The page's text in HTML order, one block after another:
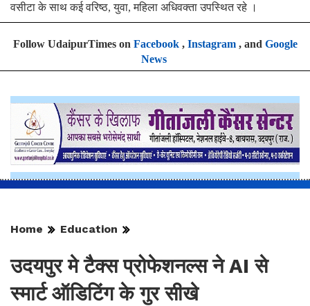
वसीटा के साथ कई वरिष्ठ, युवा, महिला अधिवक्ता उपस्थित रहे ।
Follow UdaipurTimes on Facebook, Instagram, and Google
News
Home Education
उदयपुर मे टैक्स प्रोफेशनल्स ने AI से
स्मार्ट ऑडिटिंग के गुर सीखे